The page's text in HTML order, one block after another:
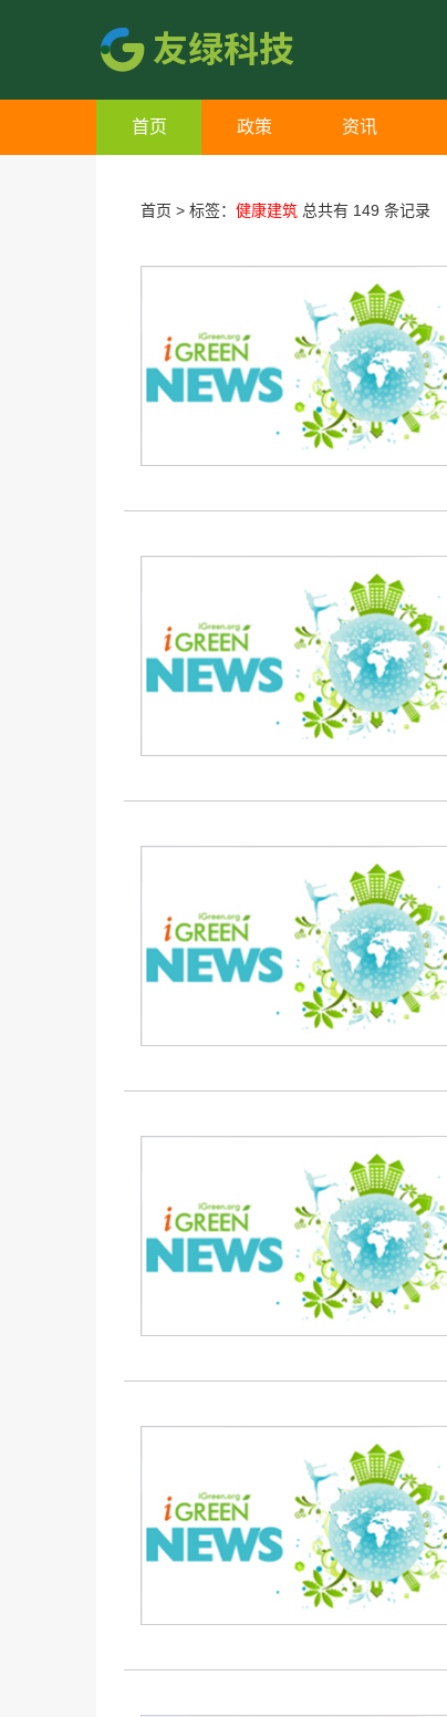
首页 政策 资讯
首页 > 标签： 健康建筑 总共有 149 条记录